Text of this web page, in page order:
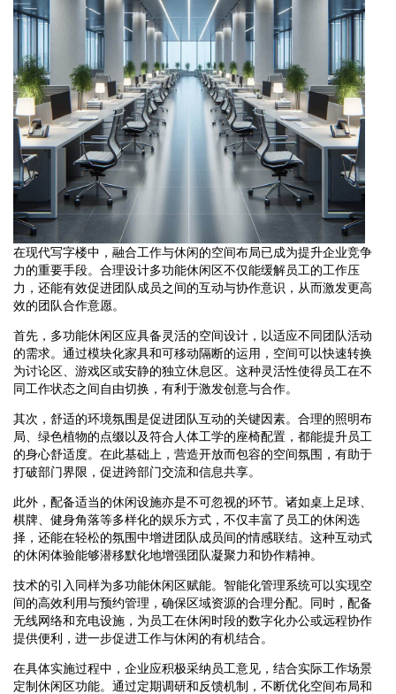
在现代写字楼中，融合工作与休闲的空间布局已成为提升企业竞争
力的重要手段。合理设计多功能休闲区不仅能缓解员工的工作压
力，还能有效促进团队成员之间的互动与协作意识，从而激发更高
效的团队合作意愿。
首先，多功能休闲区应具备灵活的空间设计，以适应不同团队活动
的需求。通过模块化家具和可移动隔断的运用，空间可以快速转换
为讨论区、游戏区或安静的独立休息区。这种灵活性使得员工在不
同工作状态之间自由切换，有利于激发创意与合作。
其次，舒适的环境氛围是促进团队互动的关键因素。合理的照明布
局、绿色植物的点缀以及符合人体工学的座椅配置，都能提升员工
的身心舒适度。在此基础上，营造开放而包容的空间氛围，有助于
打破部门界限，促进跨部门交流和信息共享。
此外，配备适当的休闲设施亦是不可忽视的环节。诸如桌上足球、
棋牌、健身角落等多样化的娱乐方式，不仅丰富了员工的休闲选
择，还能在轻松的氛围中增进团队成员间的情感联结。这种互动式
的休闲体验能够潜移默化地增强团队凝聚力和协作精神。
技术的引入同样为多功能休闲区赋能。智能化管理系统可以实现空
间的高效利用与预约管理，确保区域资源的合理分配。同时，配备
无线网络和充电设施，为员工在休闲时段的数字化办公或远程协作
提供便利，进一步促进工作与休闲的有机结合。
在具体实施过程中，企业应积极采纳员工意见，结合实际工作场景
定制休闲区功能。通过定期调研和反馈机制，不断优化空间布局和